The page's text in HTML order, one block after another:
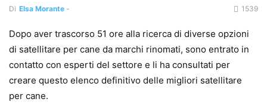
Di Elsa Morante - 1539
Dopo aver trascorso 51 ore alla ricerca di diverse opzioni
di satellitare per cane da marchi rinomati, sono entrato in
contatto con esperti del settore e li ha consultati per
creare questo elenco definitivo delle migliori satellitare
per cane.